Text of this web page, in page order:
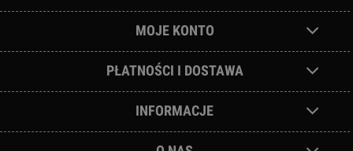
MOJE KONTO
PŁATNOŚCI I DOSTAWA
INFORMACJE